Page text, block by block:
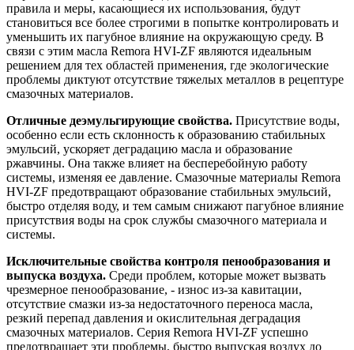
правила и меры, касающиеся их использования, будут
становиться все более строгими в попытке контролировать и
уменьшить их пагубное влияние на окружающую среду. В
связи с этим масла Remora HVI-ZF являются идеальным
решением для тех областей применения, где экологические
проблемы диктуют отсутствие тяжелых металлов в рецептуре
смазочных материалов.
Отличные деэмульгирующие свойства. Присутствие воды,
особенно если есть склонность к образованию стабильных
эмульсий, ускоряет деградацию масла и образование
ржавчины. Она также влияет на бесперебойную работу
системы, изменяя ее давление. Смазочные материалы Remora
HVI-ZF предотвращают образование стабильных эмульсий,
быстро отделяя воду, и тем самым снижают пагубное влияние
присутствия воды на срок службы смазочного материала и
системы.
Исключительные свойства контроля пенообразования и
выпуска воздуха. Среди проблем, которые может вызвать
чрезмерное пенообразование, - износ из-за кавитации,
отсутствие смазки из-за недостаточного переноса масла,
резкий перепад давления и окислительная деградация
смазочных материалов. Серия Remora HVI-ZF успешно
предотвращает эти проблемы, быстро выпуская воздух до